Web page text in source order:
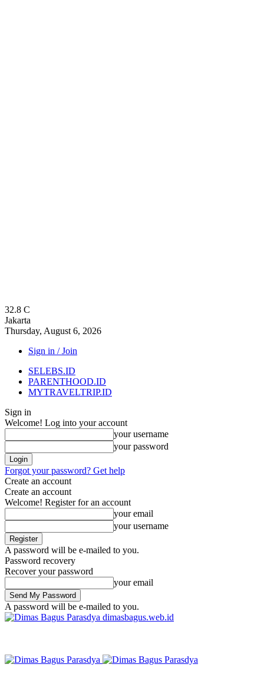
32.8 C
Jakarta
Thursday, August 6, 2026
Sign in / Join
SELEBS.ID
PARENTHOOD.ID
MYTRAVELTRIP.ID
Sign in
Welcome! Log into your account
your username
your password
Forgot your password? Get help
Create an account
Create an account
Welcome! Register for an account
your email
your username
A password will be e-mailed to you.
Password recovery
Recover your password
your email
A password will be e-mailed to you.
dimasbagus.web.id